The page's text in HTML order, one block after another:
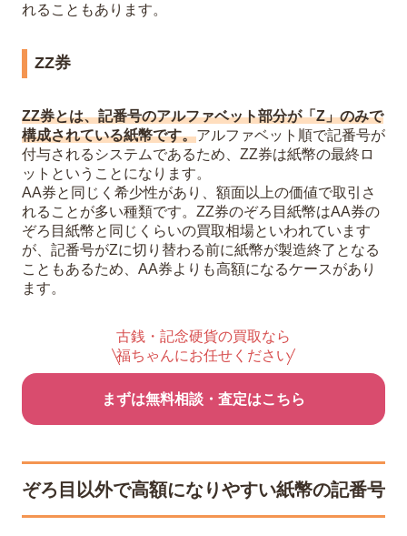
れることもあります。
ZZ券
ZZ券とは、記番号のアルファベット部分が「Z」のみで
構成されている紙幣です。アルファベット順で記番号が
付与されるシステムであるため、ZZ券は紙幣の最終ロ
ットということになります。
AA券と同じく希少性があり、額面以上の価値で取引さ
れることが多い種類です。ZZ券のぞろ目紙幣はAA券の
ぞろ目紙幣と同じくらいの買取相場といわれています
が、記番号がZに切り替わる前に紙幣が製造終了となる
こともあるため、AA券よりも高額になるケースがあり
ます。
古銭・記念硬貨の買取なら
福ちゃんにお任せください
まずは無料相談・査定はこちら
ぞろ目以外で高額になりやすい紙幣の記番号